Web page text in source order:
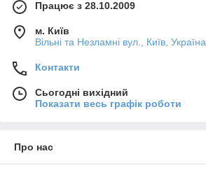
Працює з 28.10.2009
м. Київ
Вільні та Незламні вул., Київ, Україна
Контакти
Сьогодні вихідний
Показати весь графік роботи
Про нас